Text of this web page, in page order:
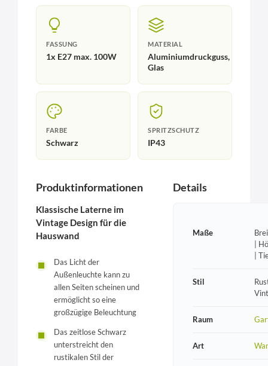
FASSUNG
1x E27 max. 100W
MATERIAL
Aluminiumdruckguss,
Glas
FARBE
Schwarz
SPRITZSCHUTZ
IP43
Produktinformationen
Klassische Laterne im
Vintage Design für die
Hauswand
Das Licht der
Außenleuchte kann zu
allen Seiten scheinen und
ermöglicht so eine
großzügige Beleuchtung
Das zeitlose Schwarz
unterstreicht den
rustikalen Stil der
Details
Maße
|
|
Stil
Raum
Art